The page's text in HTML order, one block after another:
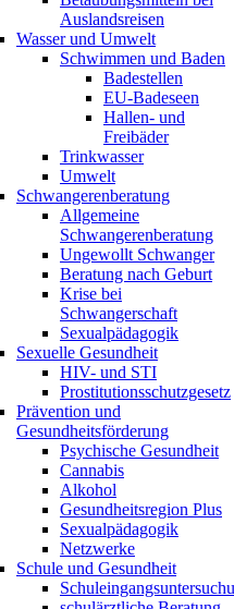
Auslandsreisen
Wasser und Umwelt
Schwimmen und Baden
Badestellen
EU-Badeseen
Hallen- und
Freibäder
Trinkwasser
Umwelt
Schwangerenberatung
Allgemeine
Schwangerenberatung
Ungewollt Schwanger
Beratung nach Geburt
Krise bei
Schwangerschaft
Sexualpädagogik
Sexuelle Gesundheit
HIV- und STI
Prostitutionsschutzgesetz
Prävention und
Gesundheitsförderung
Psychische Gesundheit
Cannabis
Alkohol
Gesundheitsregion Plus
Sexualpädagogik
Netzwerke
Schule und Gesundheit